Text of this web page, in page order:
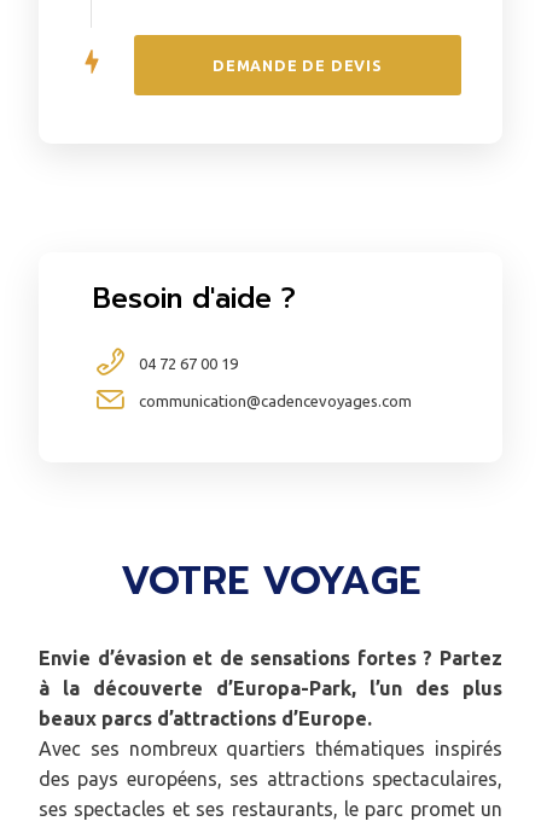
VOTRE VOYAGE
Envie d’évasion et de sensations fortes ? Partez
à la découverte d’Europa-Park, l’un des plus
beaux parcs d’attractions d’Europe.
Avec ses nombreux quartiers thématiques inspirés
des pays européens, ses attractions spectaculaires,
ses spectacles et ses restaurants, le parc promet un
Besoin d'aide ?
04 72 67 00 19
communication@cadencevoyages.com